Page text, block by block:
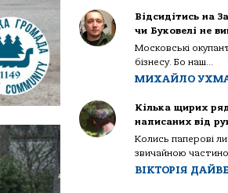
Відсидітись на
чи Буковелі не
Московські
бізнесу. Бо наш...
МИХАЙЛО
Кілька щирих
написаних від
Колись паперові
звичайною
ВІКТОРІЯ